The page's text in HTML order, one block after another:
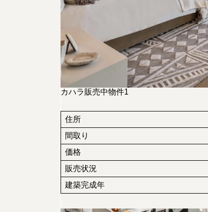
カハラ販売中物件1
住所
間取り
価格
販売状況
建築完成年